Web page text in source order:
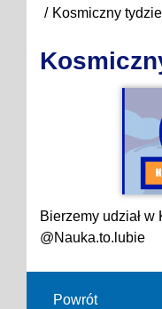
Kosmiczny
Bierzemy udział
@Nauka.to.lubie
Powrót